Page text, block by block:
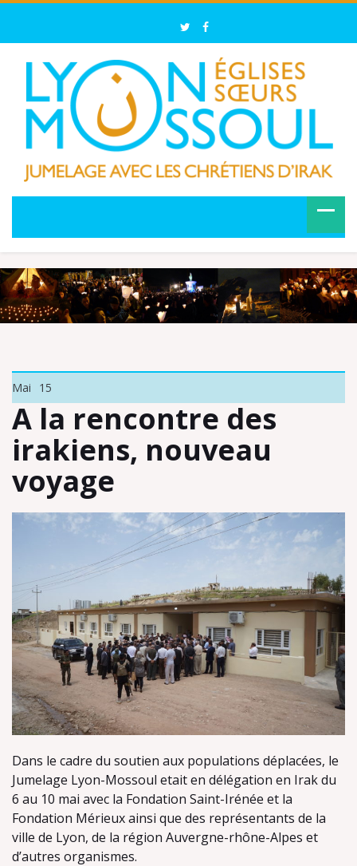
Mai 15
A la rencontre des
irakiens, nouveau
voyage
Dans le cadre du soutien aux populations déplacées, le
Jumelage Lyon-Mossoul etait en délégation en Irak du
6 au 10 mai avec la Fondation Saint-Irénée et la
Fondation Mérieux ainsi que des représentants de la
ville de Lyon, de la région Auvergne-rhône-Alpes et
d’autres organismes.